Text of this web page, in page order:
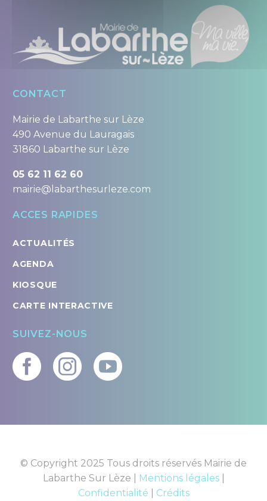
CONTACT
Mairie de Labarthe sur Lèze
490 Avenue du Lauragais
31860 Labarthe sur Lèze
05 62 11 62 60
mairie@labarthesurleze.com
ACCES RAPIDES
ACTUALITÉS
AGENDA
KIOSQUE
CARTE INTERACTIVE
SUIVEZ-NOUS
© Copyright 2025 Tous droits réservés Mairie de
Labarthe Sur Lèze |
Mentions légales|
Confidentialité
Crédits